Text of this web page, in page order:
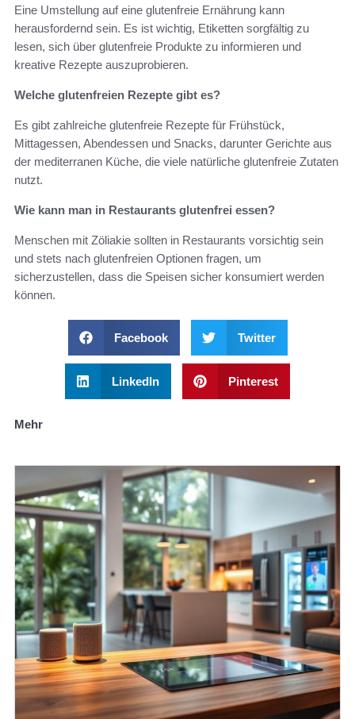
Eine Umstellung auf eine glutenfreie Ernährung kann
herausfordernd sein. Es ist wichtig, Etiketten sorgfältig zu
lesen, sich über glutenfreie Produkte zu informieren und
kreative Rezepte auszuprobieren.
Welche glutenfreien Rezepte gibt es?
Es gibt zahlreiche glutenfreie Rezepte für Frühstück,
Mittagessen, Abendessen und Snacks, darunter Gerichte aus
der mediterranen Küche, die viele natürliche glutenfreie Zutaten
nutzt.
Wie kann man in Restaurants glutenfrei essen?
Menschen mit Zöliakie sollten in Restaurants vorsichtig sein
und stets nach glutenfreien Optionen fragen, um
sicherzustellen, dass die Speisen sicher konsumiert werden
können.
Facebook Twitter
LinkedIn Pinterest
Mehr